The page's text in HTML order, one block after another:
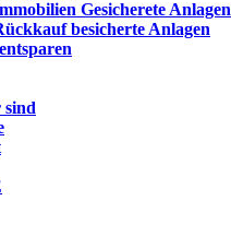
Gesicherete Anlagen
besicherte Anlagen